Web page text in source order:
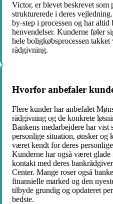
Victor, er blevet beskrevet som
strukturerede i deres
by-step i processen og har altid
henvendelser. Kunderne føler
hele boligkøbsprocessen
rådgivning.
Hvorfor anbefaler
Flere kunder har anbefalet
rådgivning og de konkrete
Bankens medarbejdere har vist
personlige situation, ønsker og
været kendt for deres
Kunderne har også været
kontakt med deres
Center. Mange roser også
finansielle marked og den
tilbyde grundig og opdateret
bedste.